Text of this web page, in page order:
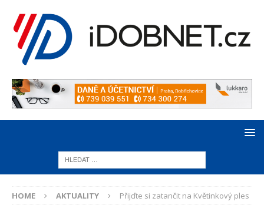
HOME AKTUALITY Přijďte si zatančit na Květinkový ples